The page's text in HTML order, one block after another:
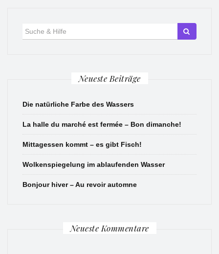
für:
Neueste Beiträge
Die natürliche Farbe des Wassers
La halle du marché est fermée – Bon dimanche!
Mittagessen kommt – es gibt Fisch!
Wolkenspiegelung im ablaufenden Wasser
Bonjour hiver – Au revoir automne
Neueste Kommentare